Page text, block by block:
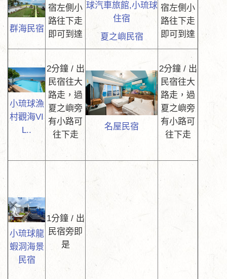
群海民宿
宿左側小
路往下走
即可到達
夏之嶼民宿
宿左側小
路往下走
即可到達
小琉球漁
村觀海VI
L..
2分鐘 / 出
民宿往大
路走，過
夏之嶼旁
有小路可
往下走
名屋民宿
2分鐘 / 出
民宿往大
路走，過
夏之嶼旁
有小路可
往下走
小琉球龍
蝦洞海景
民宿
1分鐘 / 出
民宿旁即
是